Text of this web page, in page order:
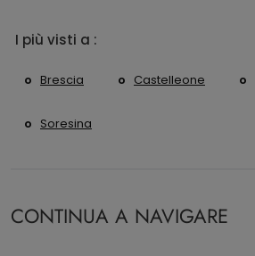
I più visti a :
Brescia Castelleone
Soresina
CONTINUA A NAVIGARE